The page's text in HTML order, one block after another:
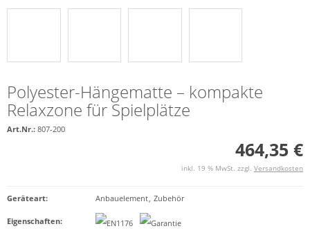
Polyester-Hängematte – kompakte
Relaxzone für Spielplätze
Art.Nr.: 807-200
464,35 €
inkl. 19 % MwSt. zzgl. Versandkosten
Geräteart: Anbauelement Zubehör
Eigenschaften: